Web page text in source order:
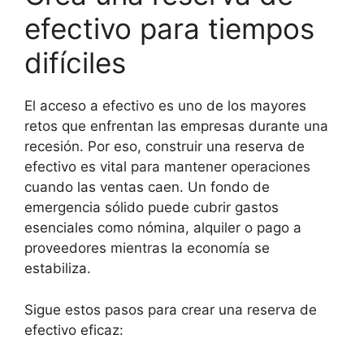
efectivo para tiempos
difíciles
El acceso a efectivo es uno de los mayores
retos que enfrentan las empresas durante una
recesión. Por eso, construir una reserva de
efectivo es vital para mantener operaciones
cuando las ventas caen. Un fondo de
emergencia sólido puede cubrir gastos
esenciales como nómina, alquiler o pago a
proveedores mientras la economía se
estabiliza.
Sigue estos pasos para crear una reserva de
efectivo eficaz: